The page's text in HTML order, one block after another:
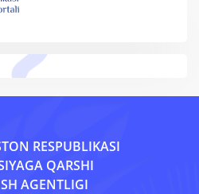
RESPUBLIKASI
QARSHI
AGENTLIGI